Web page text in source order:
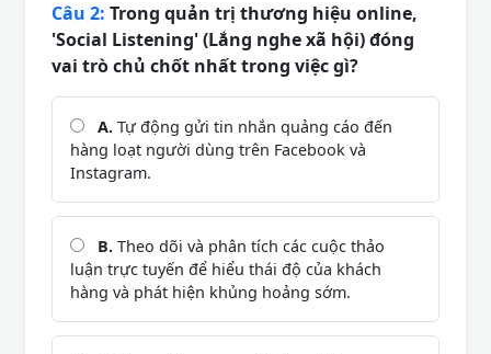
Câu 2: Trong quản trị thương hiệu online,
'Social Listening' (Lắng nghe xã hội) đóng
vai trò chủ chốt nhất trong việc gì?
A. Tự động gửi tin nhắn quảng cáo đến
hàng loạt người dùng trên Facebook và
Instagram.
B. Theo dõi và phân tích các cuộc thảo
luận trực tuyến để hiểu thái độ của khách
hàng và phát hiện khủng hoảng sớm.